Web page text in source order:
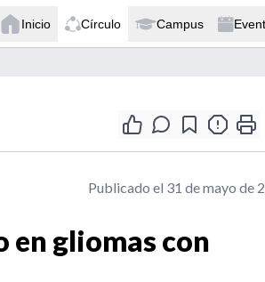
Inicio Círculo Campus
Publicado el 31 de mayo de
en gliomas con